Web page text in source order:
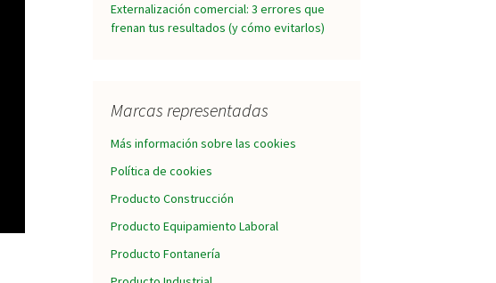
Externalización comercial: 3 errores que
frenan tus resultados (y cómo evitarlos)
Marcas representadas
Más información sobre las cookies
Política de cookies
Producto Construcción
Producto Equipamiento Laboral
Producto Fontanería